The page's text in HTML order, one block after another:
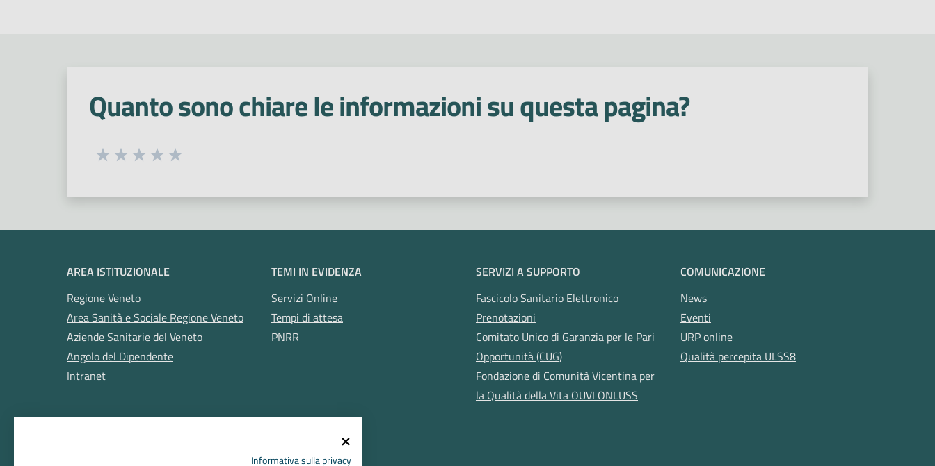
Quanto sono chiare le informazioni su questa pagina?
Seleziona una valutazione da 1 a 5 stelle
AREA ISTITUZIONALE
Regione Veneto
Area Sanità e Sociale Regione Veneto
Aziende Sanitarie del Veneto
Angolo del Dipendente
Intranet
TEMI IN EVIDENZA
Servizi Online
Tempi di attesa
PNRR
SERVIZI A SUPPORTO
Fascicolo Sanitario Elettronico
Prenotazioni
Comitato Unico di Garanzia per le Pari
Opportunità (CUG)
Fondazione di Comunità Vicentina per
la Qualità della Vita OUVI ONLUSS
COMUNICAZIONE
News
Eventi
URP online
Qualità percepita ULSS8
Informativa sulla privacy